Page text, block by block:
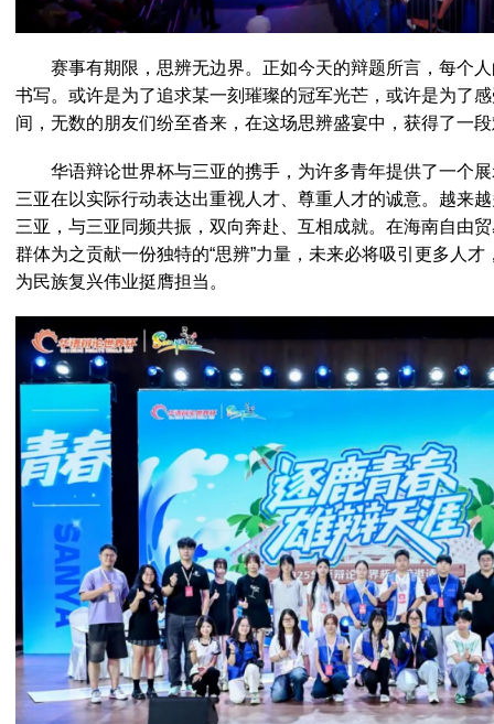
赛事有期限，思辨无边界。正如今天的辩题所言，每个
书写。或许是为了追求某一刻璀璨的冠军光芒，或许是为了
间，无数的朋友们纷至沓来，在这场思辨盛宴中，获得了一
华语辩论世界杯与三亚的携手，为许多青年提供了一个
三亚在以实际行动表达出重视人才、尊重人才的诚意。越来
三亚，与三亚同频共振，双向奔赴、互相成就。在海南自由
群体为之贡献一份独特的“思辨”力量，未来必将吸引更多人
为民族复兴伟业挺膺担当。